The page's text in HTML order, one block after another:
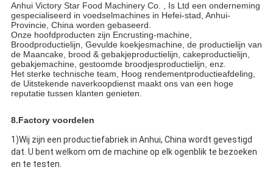
Anhui Victory Star Food Machinery Co. , Is Ltd een onderneming
gespecialiseerd in voedselmachines in Hefei-stad, Anhui-
Provincie, China worden gebaseerd.
Onze hoofdproducten zijn Encrusting-machine,
Broodproductielijn, Gevulde koekjesmachine, de productielijn van
de Maancake, brood & gebakjeproductielijn, cakeproductielijn,
gebakjemachine, gestoomde broodjesproductielijn, enz.
Het sterke technische team, Hoog rendementproductieafdeling,
de Uitstekende naverkoopdienst maakt ons van een hoge
reputatie tussen klanten genieten.
8.Factory voordelen
1)Wij zijn een productiefabriek in Anhui, China wordt gevestigd
dat. U bent welkom om de machine op elk ogenblik te bezoeken
en te testen.